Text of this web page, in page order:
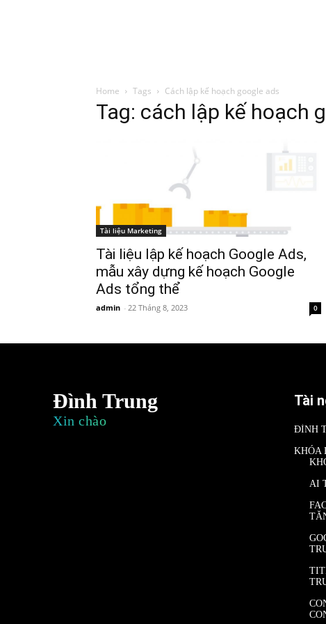
Home Tags Cách lập kế hoạch google ads
Tag: cách lập kế hoạch
Tài liệu Marketing
Tài liệu lập kế hoạch Google Ads,
mẫu xây dựng kế hoạch Google
Ads tổng thể
admin - 22 Tháng 8, 2023 0
Đình Trung
Xin chào
Tài
ĐÌNH
KHÓA
AI